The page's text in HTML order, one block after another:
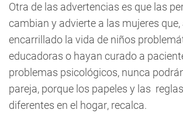
Otra de las advertencias es que las
cambian y advierte a las mujeres
encarrillado la vida de niños
educadoras o hayan curado a
problemas psicológicos, nunca
pareja, porque los papeles y las
diferentes en el hogar, recalca.